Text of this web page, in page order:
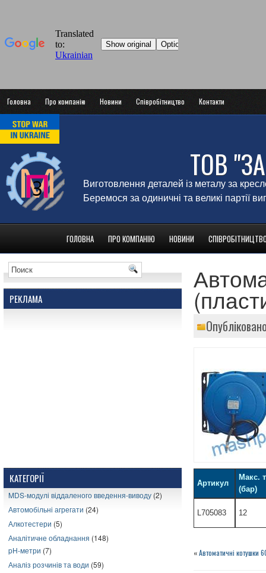
Головна Про компанію Новини Співробітництво Контакти
ТОВ
Виготовлення деталей із металу за
Беремося за одиничні та великі партії
ГОЛОВНА ПРО КОМПАНІЮ НОВИНИ
РЕКЛАМА
КАТЕГОРІЇ
MDS-модулі віддаленого введення-виводу (2)
Автомобільні агрегати (24)
Алкотестери (5)
Аналітичне обладнання (148)
pH-метри (7)
Аналіз розчинів та води (59)
Артикул
Макс.
(бар)
L705083 12
«Автоматичні котушки